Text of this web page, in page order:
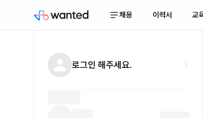
채용 이력서 교
로그인 해주세요.